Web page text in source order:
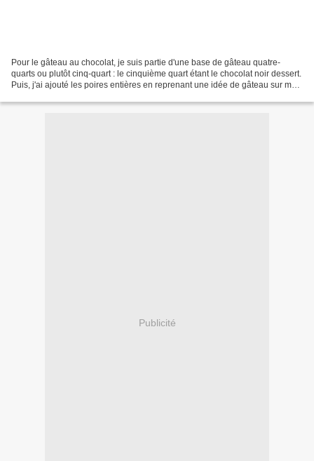
Pour le gâteau au chocolat, je suis partie d'une base de gâteau quatre-
quarts ou plutôt cinq-quart : le cinquième quart étant le chocolat noir dessert.
Puis, j'ai ajouté les poires entières en reprenant une idée de gâteau sur mon
Publicité